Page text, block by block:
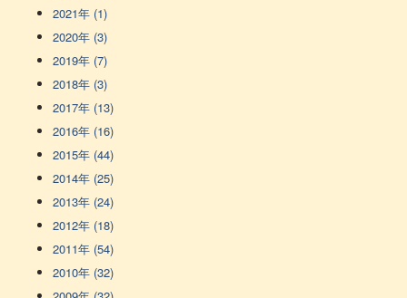
2021年 (1)
2020年 (3)
2019年 (7)
2018年 (3)
2017年 (13)
2016年 (16)
2015年 (44)
2014年 (25)
2013年 (24)
2012年 (18)
2011年 (54)
2010年 (32)